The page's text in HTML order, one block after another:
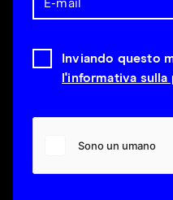
Inviando questo
l'informativa sulla